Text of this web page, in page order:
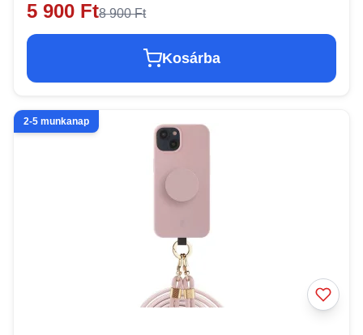
5 900 Ft8 900 Ft
Kosárba
2-5 munkanap